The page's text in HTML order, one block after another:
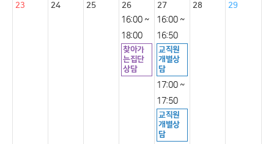
23 24 25 26
16:00 ~
18:00
찾아가
는집단
상담
27
16:00 ~
16:50
교직원
개별상
담
17:00 ~
17:50
교직원
개별상
담
28 29